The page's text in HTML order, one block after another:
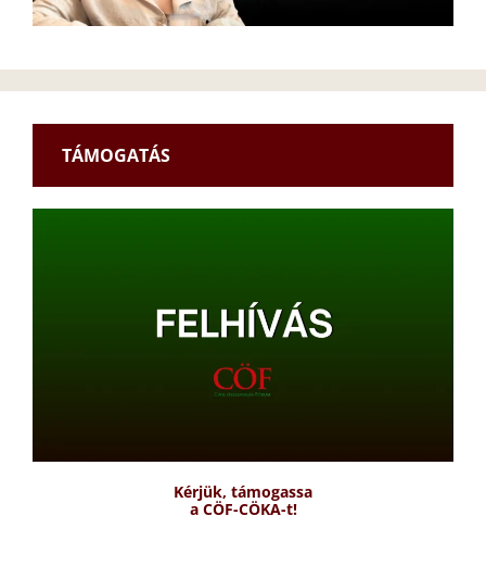
TÁMOGATÁS
Kérjük, támogassa
a CÖF-CÖKA-t!